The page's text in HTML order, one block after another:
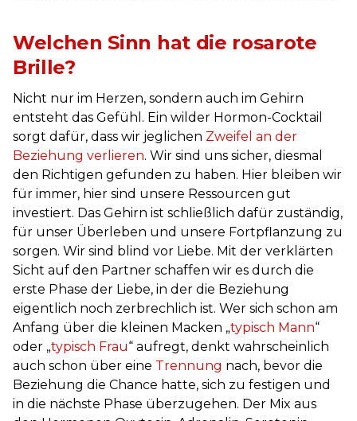
Welchen Sinn hat die rosarote
Brille?
Nicht nur im Herzen, sondern auch im Gehirn
entsteht das Gefühl. Ein wilder Hormon-Cocktail
sorgt dafür, dass wir jeglichen Zweifel an der
Beziehung verlieren. Wir sind uns sicher, diesmal
den Richtigen gefunden zu haben. Hier bleiben wir
für immer, hier sind unsere Ressourcen gut
investiert. Das Gehirn ist schließlich dafür zuständig,
für unser Überleben und unsere Fortpflanzung zu
sorgen. Wir sind blind vor Liebe. Mit der verklärten
Sicht auf den Partner schaffen wir es durch die
erste Phase der Liebe, in der die Beziehung
eigentlich noch zerbrechlich ist. Wer sich schon am
Anfang über die kleinen Macken „typisch Mann“
oder „typisch Frau“ aufregt, denkt wahrscheinlich
auch schon über eine Trennung nach, bevor die
Beziehung die Chance hatte, sich zu festigen und
in die nächste Phase überzugehen. Der Mix aus